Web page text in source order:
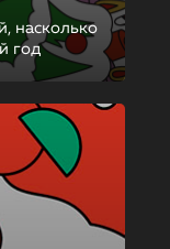
насколько
год